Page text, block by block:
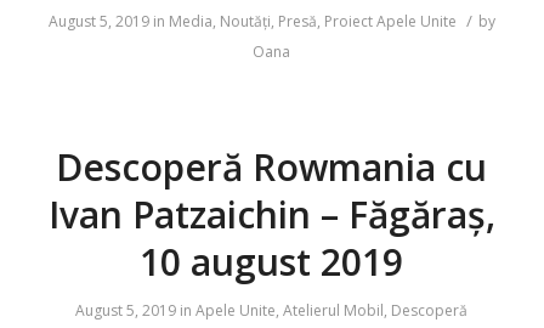
August 5, 2019 in Media, Noutăți, Presă, Proiect Apele Unite / by
Oana
Descoperă Rowmania cu
Ivan Patzaichin – Făgăraș,
10 august 2019
August 5, 2019 inApele Unite,Atelierul Mobil, Descoperă